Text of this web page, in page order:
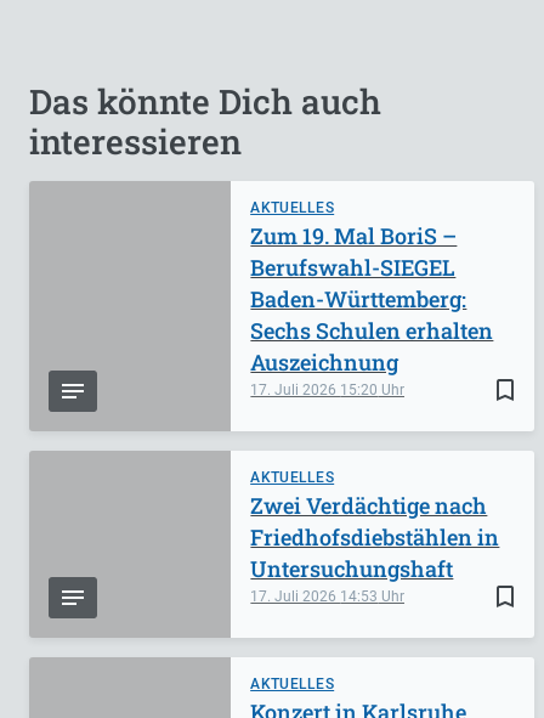
Das könnte Dich auch
interessieren
AKTUELLES
bookmark_border
17. Juli 2026 15:20
Zum 19. Mal BoriS –
Berufswahl-SIEGEL
Baden-Württemberg:
Sechs Schulen erhalten
Auszeichnung
AKTUELLES
bookmark_border
17. Juli 2026 14:53
Zwei Verdächtige nach
Friedhofsdiebstählen in
Untersuchungshaft
AKTUELLES
Konzert in Karlsruhe